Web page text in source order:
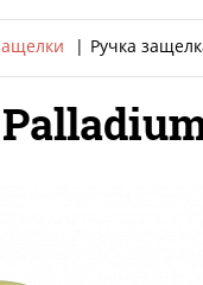
Ручка